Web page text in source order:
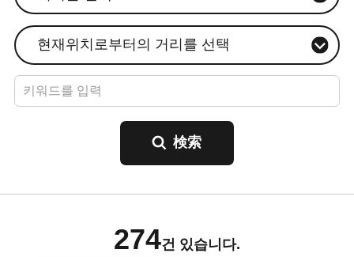
현재위치로부터의 거리를 선택
274건 있습니다.